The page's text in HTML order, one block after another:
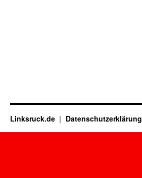
Linksruck.de Datenschutzerklärung